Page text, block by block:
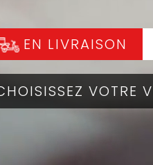
EN LIVRAISON